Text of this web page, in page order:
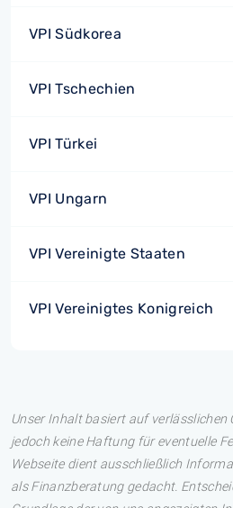
VPI Südkorea
VPI Tschechien
VPI Türkei
VPI Ungarn
VPI Vereinigte Staaten
VPI Vereinigtes Konigreich
Unser Inhalt basiert auf verlässlichen
jedoch keine Haftung für eventuelle
Webseite dient ausschließlich
als Finanzberatung gedacht.